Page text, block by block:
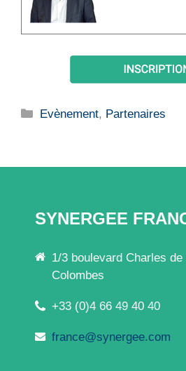
Catégories
Evènement, Partenaires
SYNERGEE
1/3 boulevard Charles
Colombes
+33 (0)4 66 49 40 40
france@synergee.com